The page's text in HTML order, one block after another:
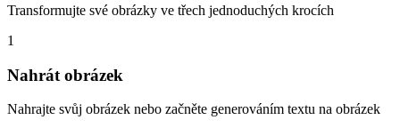
Transformujte své obrázky ve třech jednoduchých krocích
1
Nahrát obrázek
Nahrajte svůj obrázek nebo začněte generováním textu na obrázek